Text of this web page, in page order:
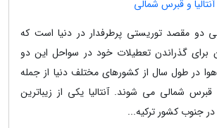
و قبرس شمالی
دو مقصد توریستی پرطرفدار در دنیا است که
برای گذراندن تعطیلات خود در سواحل این دو
در طول سال از کشورهای مختلف دنیا از جمله
و قبرس شمالی می شوند. آنتالیا یکی از زیباترین
جنوب کشور ترکیه...